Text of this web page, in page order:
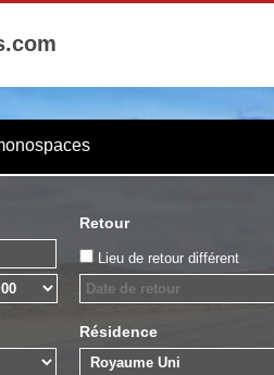
Retour
Lieu de retour différent
Résidence